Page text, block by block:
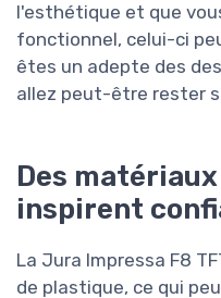
l'esthétique et que
fonctionnel, celui-ci
êtes un adepte des
allez peut-être rester
Des
inspirent
La Jura Impressa F8
de plastique, ce qui